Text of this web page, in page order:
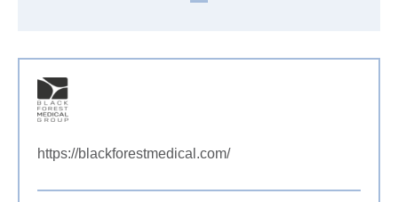
https://blackforestmedical.com/